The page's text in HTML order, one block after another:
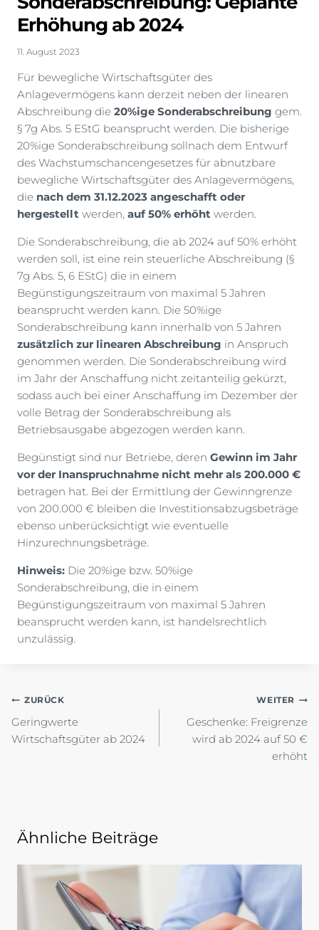
Erhöhung ab 2024
11. August 2023
Für bewegliche Wirtschaftsgüter des
Anlagevermögens kann derzeit neben der linearen
Abschreibung die 20%ige Sonderabschreibung gem.
§ 7g Abs. 5 EStG beansprucht werden. Die bisherige
20%ige Sonderabschreibung sollnach dem Entwurf
des Wachstumschancengesetzes für abnutzbare
bewegliche Wirtschaftsgüter des Anlagevermögens,
die nach dem 31.12.2023 angeschafft oder
hergestellt werden, auf 50% erhöht werden.
Die Sonderabschreibung, die ab 2024 auf 50% erhöht
werden soll, ist eine rein steuerliche Abschreibung (§
7g Abs. 5, 6 EStG) die in einem
Begünstigungszeitraum von maximal 5 Jahren
beansprucht werden kann. Die 50%ige
Sonderabschreibung kann innerhalb von 5 Jahren
zusätzlich zur linearen Abschreibung in Anspruch
genommen werden. Die Sonderabschreibung wird
im Jahr der Anschaffung nicht zeitanteilig gekürzt,
sodass auch bei einer Anschaffung im Dezember der
volle Betrag der Sonderabschreibung als
Betriebsausgabe abgezogen werden kann.
Begünstigt sind nur Betriebe, deren Gewinn im Jahr
vor der Inanspruchnahme nicht mehr als 200.000 €
betragen hat. Bei der Ermittlung der Gewinngrenze
von 200.000 € bleiben die Investitionsabzugsbeträge
ebenso unberücksichtigt wie eventuelle
Hinzurechnungsbeträge.
Hinweis: Die 20%ige bzw. 50%ige
Sonderabschreibung, die in einem
Begünstigungszeitraum von maximal 5 Jahren
beansprucht werden kann, ist handelsrechtlich
unzulässig.
Beitragsnavigation
ZURÜCK
Geringwerte
Wirtschaftsgüter ab 2024
WEITER
Geschenke: Freigrenze
wird ab 2024 auf 50 €
erhöht
Ähnliche Beiträge